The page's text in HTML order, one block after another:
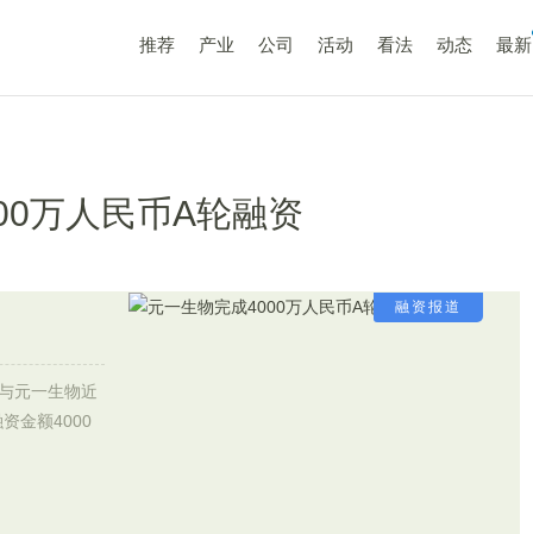
推荐 产业 公司 活动 看法 动态 最新
万人民币A轮融资
融资报道
元一生物近
金额4000